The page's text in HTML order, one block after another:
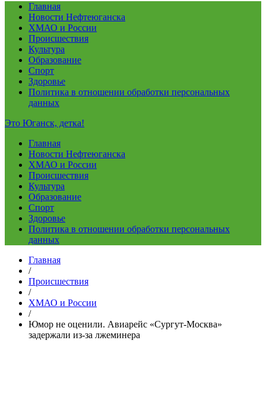
Главная
Новости Нефтеюганска
ХМАО и России
Происшествия
Культура
Образование
Спорт
Здоровье
Политика в отношении обработки персональных
данных
Это Юганск, детка!
Главная
Новости Нефтеюганска
ХМАО и России
Происшествия
Культура
Образование
Спорт
Здоровье
Политика в отношении обработки персональных
данных
Главная
/
Происшествия
/
ХМАО и России
/
Юмор не оценили. Авиарейс «Сургут-Москва»
задержали из-за лжеминера